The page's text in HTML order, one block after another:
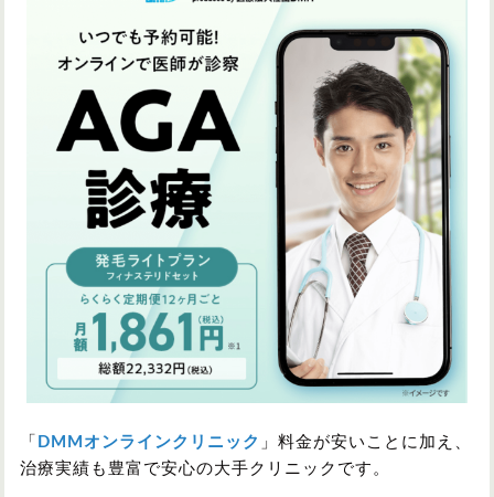
「 DMMオンラインクリニック 」料金が安いことに加え、
治療実績も豊富で安心の大手クリニックです。